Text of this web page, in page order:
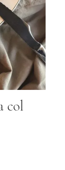
col